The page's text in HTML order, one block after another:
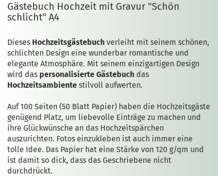
Gästebuch Hochzeit mit Gravur "Schön
schlicht" A4
Dieses Hochzeitsgästebuch verleiht mit seinem schönen,
schlichten Design eine wunderbar romantische und
elegante Atmosphäre. Mit seinem einzigartigen Design
wird das personalisierte Gästebuch das
Hochzeitsambiente stilvoll aufwerten.
Auf 100 Seiten (50 Blatt Papier) haben die Hochzeitsgäste
genügend Platz, um liebevolle Einträge zu machen und
ihre Glückwünsche an das Hochzeitspärchen
auszurichten. Fotos einzukleben ist auch immer eine
tolle Idee. Das Papier hat eine Stärke von 120 g/qm und
ist damit so dick, dass das Geschriebene nicht
durchdrückt.